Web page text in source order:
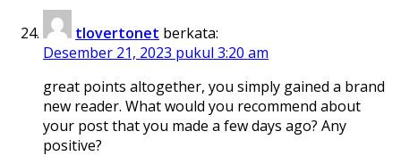
tlovertonet berkata:
Desember 21, 2023 pukul 3:20 am
great points altogether, you simply gained a brand
new reader. What would you recommend about
your post that you made a few days ago? Any
positive?